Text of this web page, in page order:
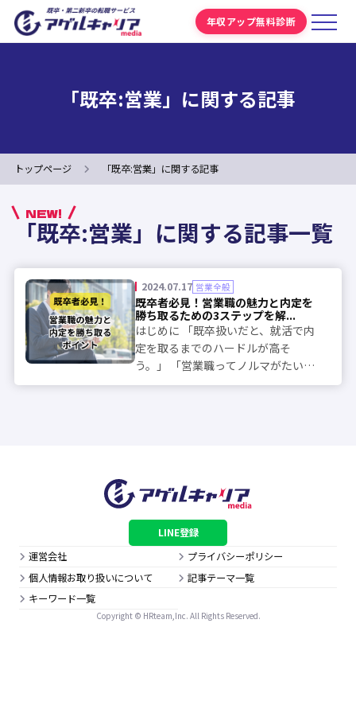
年収アップ無料診断
「既卒:営業」に関する記事
トップページ 「既卒:営業」に関する記事
NEW!
「既卒:営業」に関する記事一覧
2024.07.17 営業全般
既卒者必見！営業職の魅力と内定を
勝ち取るための3ステップを解...
はじめに 「既卒扱いだと、就活で内
定を取るまでのハードルが高そ
う。」 「営業職ってノルマがたいへ
んそうだけどやっていけるかな？」
LINE登録
運営会社
プライバシーポリシー
個人情報お取り扱いについて
記事テーマ一覧
キーワード一覧
Copyright © HRteam,Inc. All Rights Reserved.